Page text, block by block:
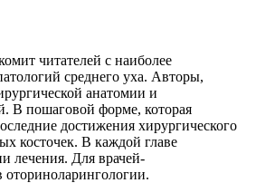
читателей с наиболее
среднего уха. Авторы,
анатомии и
В пошаговой форме, которая
достижения хирургического
косточек. В каждой главе
лечения. Для врачей-
оториноларингологии.